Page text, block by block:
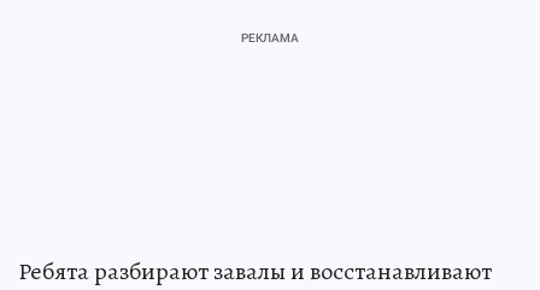
Ребята разбирают завалы и восстанавливают